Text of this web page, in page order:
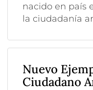
nacido en país
la ciudadanía
Nuevo
Ciudadano